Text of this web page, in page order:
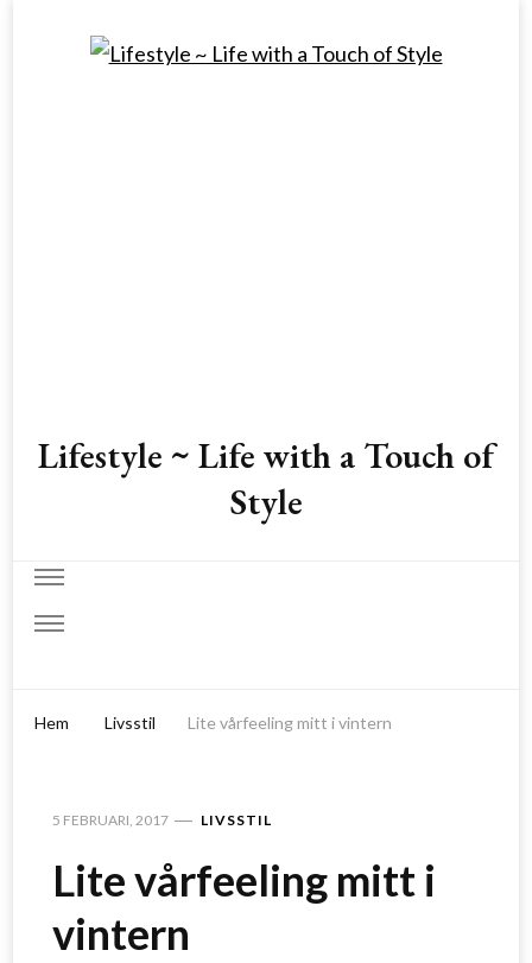
Lifestyle ~ Life with a Touch of
Style
Hem Livsstil Lite vårfeeling mitt i vintern
5 FEBRUARI, 2017 LIVSSTIL
Lite vårfeeling mitt i
vintern